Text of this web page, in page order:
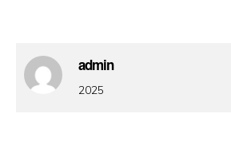
admin
2025